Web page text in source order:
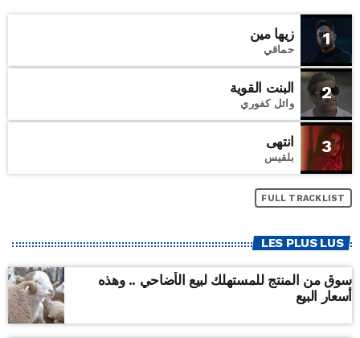
1 زيها مين
حماقي
2 البنت القوية
وائل كفوري
3 انتهى
بلقيس
FULL TRACKLIST
LES PLUS LUS
سوق من المنتج للمستهلك لبيع الأضاحي .. وهذه
أسعار البيع